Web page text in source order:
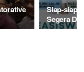
Siap-siap!
Segera